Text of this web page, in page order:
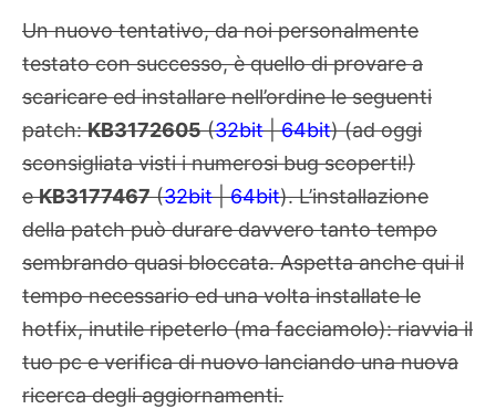
Un nuovo tentativo, da noi personalmente
testato con successo, è quello di provare a
scaricare ed installare nell’ordine le seguenti
patch:KB3172605(32bit|64bit) (ad oggi
sconsigliata visti i numerosi bug scoperti!)
eKB3177467(32bit|64bit). L’installazione
della patch può durare davvero tanto tempo
sembrando quasi bloccata. Aspetta anche qui il
tempo necessario ed una volta installate le
hotfix, inutile ripeterlo (ma facciamolo): riavvia il
tuo pc e verifica di nuovo lanciando una nuova
ricerca degli aggiornamenti.